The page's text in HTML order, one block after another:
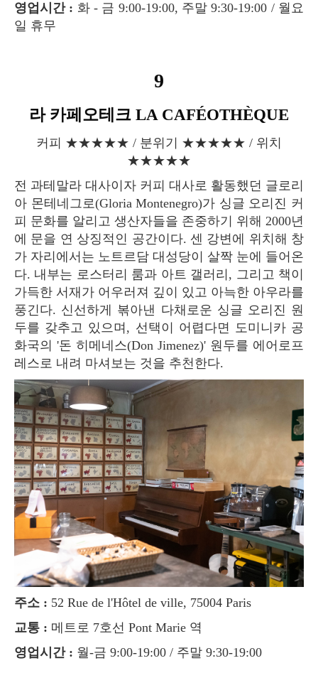
영업시간 : 화 - 금 9:00-19:00, 주말 9:30-19:00 / 월요
일 휴무
9
라 카페오테크 LA CAFÉOTHÈQUE
커피 ★★★★★ / 분위기 ★★★★★ / 위치
★★★★★
전 과테말라 대사이자 커피 대사로 활동했던 글로리
아 몬테네그로(Gloria Montenegro)가 싱글 오리진 커
피 문화를 알리고 생산자들을 존중하기 위해 2000년
에 문을 연 상징적인 공간이다. 센 강변에 위치해 창
가 자리에서는 노트르담 대성당이 살짝 눈에 들어온
다. 내부는 로스터리 룸과 아트 갤러리, 그리고 책이
가득한 서재가 어우러져 깊이 있고 아늑한 아우라를
풍긴다. 신선하게 볶아낸 다채로운 싱글 오리진 원
두를 갖추고 있으며, 선택이 어렵다면 도미니카 공
화국의 '돈 히메네스(Don Jimenez)' 원두를 에어로프
레스로 내려 마셔보는 것을 추천한다.
주소 : 52 Rue de l'Hôtel de ville, 75004 Paris
교통 : 메트로 7호선 Pont Marie 역
영업시간 : 월-금 9:00-19:00 / 주말 9:30-19:00